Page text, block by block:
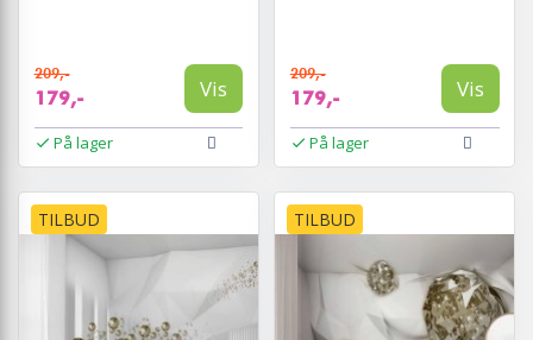
209,-
179,- Vis
På lager
209,-
179,- Vis
På lager
TILBUD TILBUD